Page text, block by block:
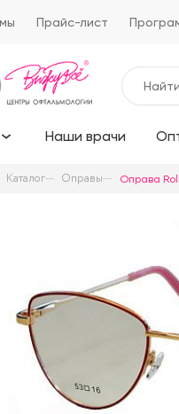
Прайс-лист
Наши врачи
Каталог Оправы Оправа